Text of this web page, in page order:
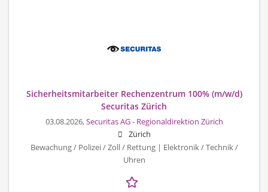
Sicherheitsmitarbeiter Rechenzentrum 100% (m/w/d)
Securitas Zürich
03.08.2026,Securitas AG - Regionaldirektion Zürich
Zürich
Bewachung / Polizei / Zoll / Rettung | Elektronik / Technik /
Uhren